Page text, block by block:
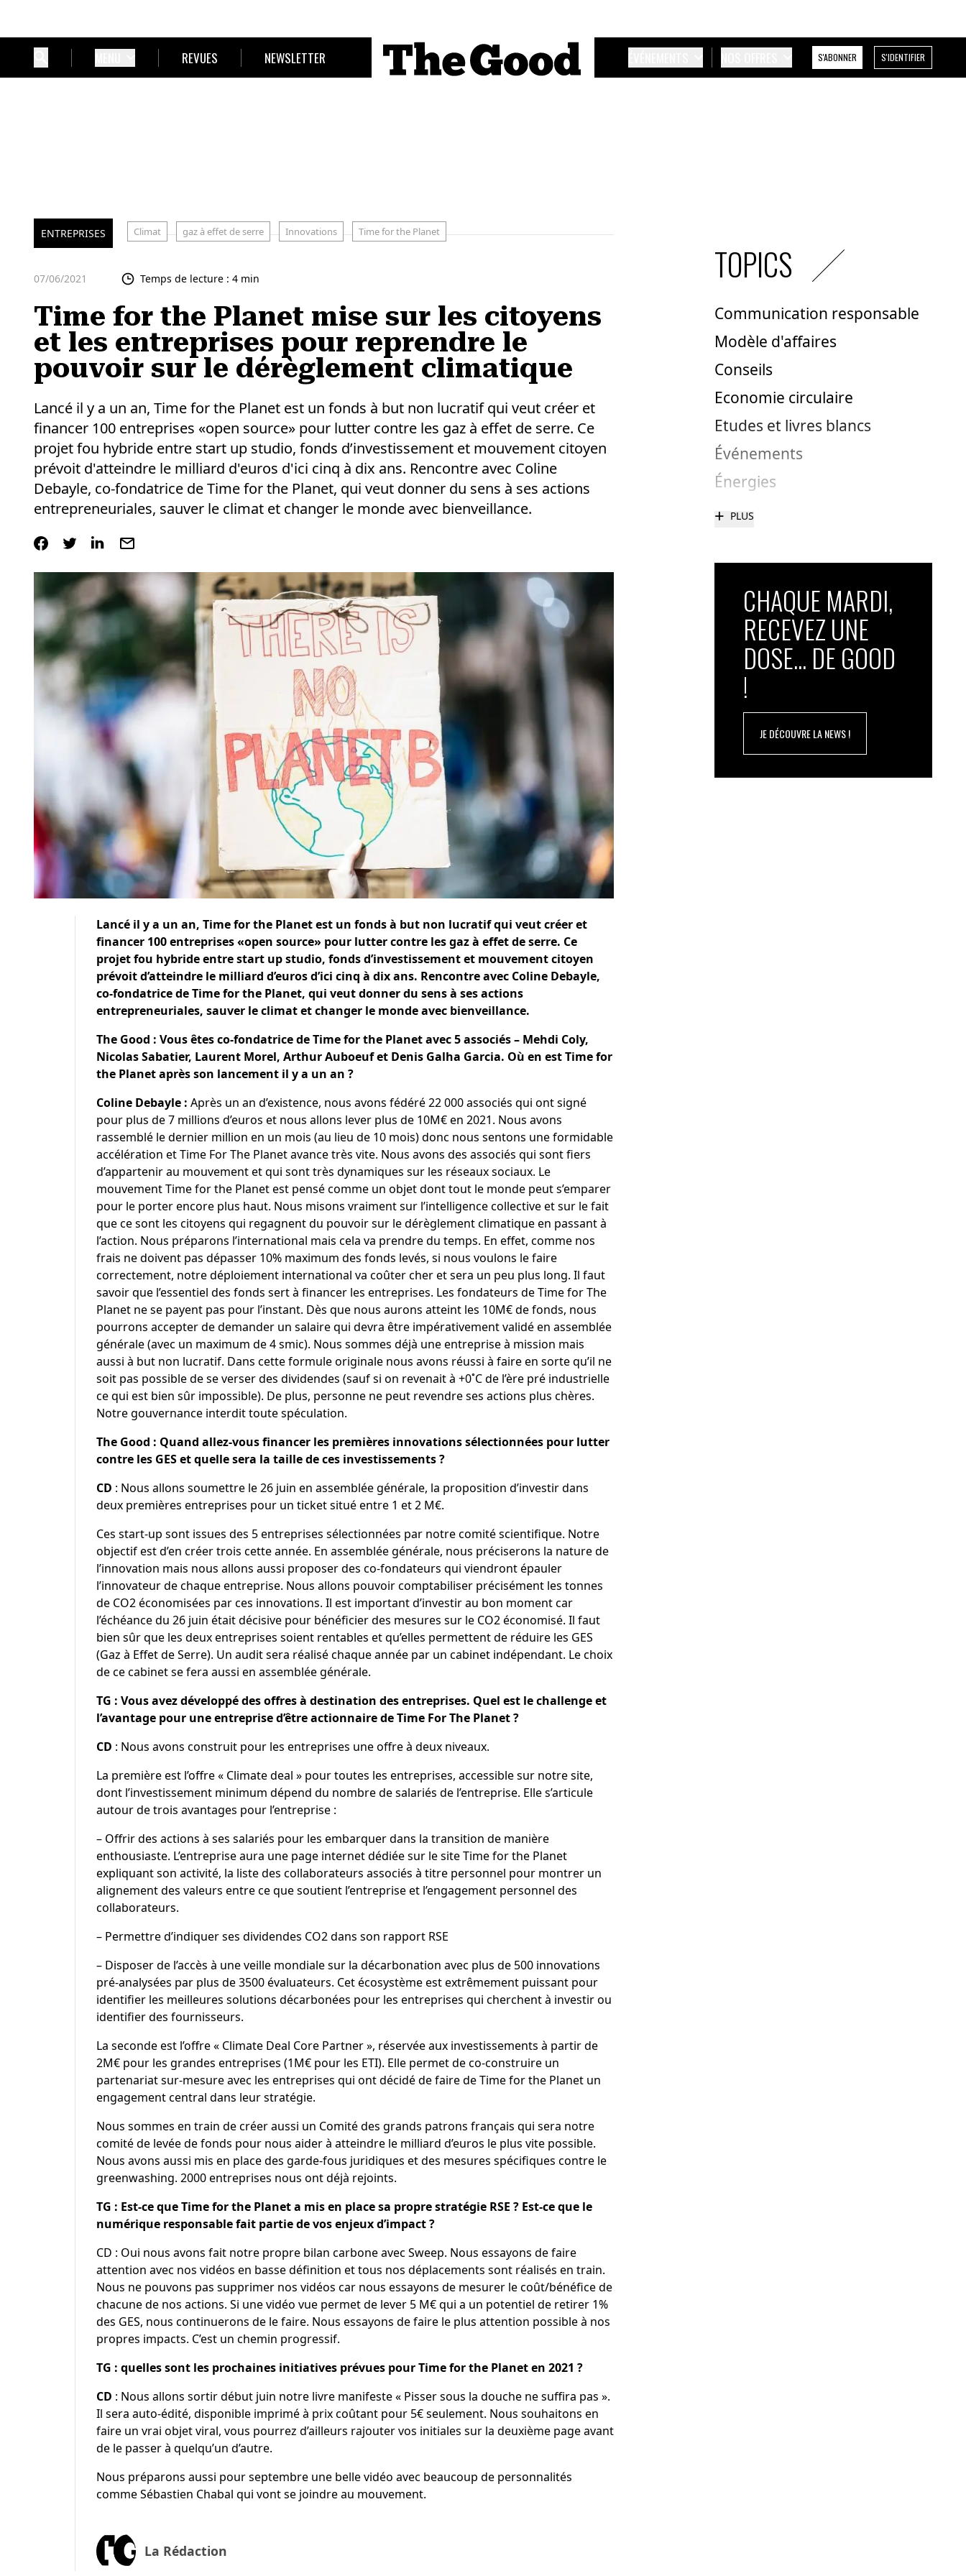
REVUES NEWSLETTER S'ABONNER S'IDENTIFIER
ENTREPRISES Climat gaz à effet de serre Innovations Time for the Planet
07/06/2021 Temps de lecture : 4 min
Time for the Planet mise sur les citoyens
et les entreprises pour reprendre le
pouvoir sur le dérèglement climatique
Lancé il y a un an, Time for the Planet est un fonds à but non lucratif qui veut créer et
financer 100 entreprises «open source» pour lutter contre les gaz à effet de serre. Ce
projet fou hybride entre start up studio, fonds d’investissement et mouvement citoyen
prévoit d'atteindre le milliard d'euros d'ici cinq à dix ans. Rencontre avec Coline
Debayle, co-fondatrice de Time for the Planet, qui veut donner du sens à ses actions
entrepreneuriales, sauver le climat et changer le monde avec bienveillance.
Lancé il y a un an, Time for the Planet est un fonds à but non lucratif qui veut créer et
financer 100 entreprises «open source» pour lutter contre les gaz à effet de serre. Ce
projet fou hybride entre start up studio, fonds d’investissement et mouvement citoyen
prévoit d’atteindre le milliard d’euros d’ici cinq à dix ans. Rencontre avec Coline Debayle,
co-fondatrice de Time for the Planet, qui veut donner du sens à ses actions
entrepreneuriales, sauver le climat et changer le monde avec bienveillance.
The Good : Vous êtes co-fondatrice de Time for the Planet avec 5 associés – Mehdi Coly,
Nicolas Sabatier, Laurent Morel, Arthur Auboeuf et Denis Galha Garcia. Où en est Time for
the Planet après son lancement il y a un an ?
Coline Debayle : Après un an d’existence, nous avons fédéré 22 000 associés qui ont signé
pour plus de 7 millions d’euros et nous allons lever plus de 10M€ en 2021. Nous avons
rassemblé le dernier million en un mois (au lieu de 10 mois) donc nous sentons une formidable
accélération et Time For The Planet avance très vite. Nous avons des associés qui sont fiers
d’appartenir au mouvement et qui sont très dynamiques sur les réseaux sociaux. Le
mouvement Time for the Planet est pensé comme un objet dont tout le monde peut s’emparer
pour le porter encore plus haut. Nous misons vraiment sur l’intelligence collective et sur le fait
que ce sont les citoyens qui regagnent du pouvoir sur le dérèglement climatique en passant à
l’action. Nous préparons l’international mais cela va prendre du temps. En effet, comme nos
frais ne doivent pas dépasser 10% maximum des fonds levés, si nous voulons le faire
correctement, notre déploiement international va coûter cher et sera un peu plus long. Il faut
savoir que l’essentiel des fonds sert à financer les entreprises. Les fondateurs de Time for The
Planet ne se payent pas pour l’instant. Dès que nous aurons atteint les 10M€ de fonds, nous
pourrons accepter de demander un salaire qui devra être impérativement validé en assemblée
générale (avec un maximum de 4 smic). Nous sommes déjà une entreprise à mission mais
aussi à but non lucratif. Dans cette formule originale nous avons réussi à faire en sorte qu’il ne
soit pas possible de se verser des dividendes (sauf si on revenait à +0˚C de l’ère pré industrielle
ce qui est bien sûr impossible). De plus, personne ne peut revendre ses actions plus chères.
Notre gouvernance interdit toute spéculation.
The Good : Quand allez-vous financer les premières innovations sélectionnées pour lutter
contre les GES et quelle sera la taille de ces investissements ?
CD : Nous allons soumettre le 26 juin en assemblée générale, la proposition d’investir dans
deux premières entreprises pour un ticket situé entre 1 et 2 M€.
Ces start-up sont issues des 5 entreprises sélectionnées par notre comité scientifique. Notre
objectif est d’en créer trois cette année. En assemblée générale, nous préciserons la nature de
l’innovation mais nous allons aussi proposer des co-fondateurs qui viendront épauler
l’innovateur de chaque entreprise. Nous allons pouvoir comptabiliser précisément les tonnes
de CO2 économisées par ces innovations. Il est important d’investir au bon moment car
l’échéance du 26 juin était décisive pour bénéficier des mesures sur le CO2 économisé. Il faut
bien sûr que les deux entreprises soient rentables et qu’elles permettent de réduire les GES
(Gaz à Effet de Serre). Un audit sera réalisé chaque année par un cabinet indépendant. Le choix
de ce cabinet se fera aussi en assemblée générale.
TG : Vous avez développé des offres à destination des entreprises. Quel est le challenge et
l’avantage pour une entreprise d’être actionnaire de Time For The Planet ?
CD : Nous avons construit pour les entreprises une offre à deux niveaux.
La première est l’offre « Climate deal » pour toutes les entreprises, accessible sur notre site,
dont l’investissement minimum dépend du nombre de salariés de l’entreprise. Elle s’articule
autour de trois avantages pour l’entreprise :
– Offrir des actions à ses salariés pour les embarquer dans la transition de manière
enthousiaste. L’entreprise aura une page internet dédiée sur le site Time for the Planet
expliquant son activité, la liste des collaborateurs associés à titre personnel pour montrer un
alignement des valeurs entre ce que soutient l’entreprise et l’engagement personnel des
collaborateurs.
– Permettre d’indiquer ses dividendes CO2dans son rapport RSE
– Disposer de l’accès à une veille mondiale sur la décarbonation avec plus de 500 innovations
pré-analysées par plus de 3500 évaluateurs. Cet écosystème est extrêmement puissant pour
identifier les meilleures solutions décarbonées pour les entreprises qui cherchent à investir ou
identifier des fournisseurs.
La seconde est l’offre « Climate Deal Core Partner », réservée aux investissements à partir de
2M€ pour les grandes entreprises (1M€ pour les ETI). Elle permet de co-construire un
partenariat sur-mesure avec les entreprises qui ont décidé de faire de Time for the Planet un
engagement central dans leur stratégie.
Nous sommes en train de créer aussi un Comité des grands patrons français qui sera notre
comité de levée de fonds pour nous aider à atteindre le milliard d’euros le plus vite possible.
Nous avons aussi mis en place des garde-fous juridiques et des mesures spécifiques contre le
greenwashing. 2000 entreprises nous ont déjà rejoints.
TG : Est-ce que Time for the Planet a mis en place sa propre stratégie RSE ? Est-ce que le
numérique responsable fait partie de vos enjeux d’impact ?
CD : Oui nous avons fait notre propre bilan carbone avec Sweep. Nous essayons de faire
attention avec nos vidéos en basse définition et tous nos déplacements sont réalisés en train.
Nous ne pouvons pas supprimer nos vidéos car nous essayons de mesurer le coût/bénéfice de
chacune de nos actions. Si une vidéo vue permet de lever 5 M€ qui a un potentiel de retirer 1%
des GES, nous continuerons de le faire. Nous essayons de faire le plus attention possible à nos
propres impacts. C’est un chemin progressif.
TG : quelles sont les prochaines initiatives prévues pour Time for the Planet en 2021 ?
CD : Nous allons sortir début juin notre livre manifeste « Pisser sous la douche ne suffira pas ».
Il sera auto-édité, disponible imprimé à prix coûtant pour 5€ seulement. Nous souhaitons en
faire un vrai objet viral, vous pourrez d’ailleurs rajouter vos initiales sur la deuxième page avant
de le passer à quelqu’un d’autre.
Nous préparons aussi pour septembre une belle vidéo avec beaucoup de personnalités
comme Sébastien Chabal qui vont se joindre au mouvement.
La Rédaction
TOPICS
Communication responsable
Modèle d'affaires
Conseils
Economie circulaire
Etudes et livres blancs
Événements
Énergies
+ PLUS
CHAQUE MARDI,
RECEVEZ UNE
DOSE... DE GOOD
!
JE DÉCOUVRE LA NEWS !